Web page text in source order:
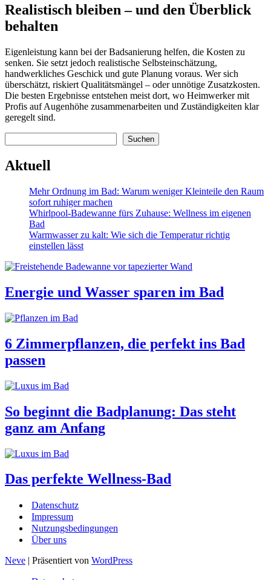
Realistisch bleiben – und den Überblick
behalten
Eigenleistung kann bei der Badsanierung helfen, die Kosten zu
senken. Sie setzt jedoch realistische Selbsteinschätzung,
handwerkliches Geschick und gute Planung voraus. Wer sich
überschätzt, riskiert Qualitätsmängel – oder unnötige Zusatzkosten.
Die besten Ergebnisse entstehen meist dort, wo Heimwerker mit
Profis auf Augenhöhe zusammenarbeiten und Zuständigkeiten klar
geregelt sind.
Suchen
Aktuell
Mehr Ordnung im Bad: Warum weniger Kleinteile den Raum
sofort ruhiger machen
Whirlpool-Badewanne fürs Zuhause: Wellness im eigenen
Bad
Warmwasser zu kalt: Wie sich die Temperatur richtig
einstellen lässt
Energie und Wasser sparen im Bad
6 Zimmerpflanzen, die perfekt ins Bad
passen
So beginnt die Badplanung: Das steht
ganz am Anfang
Das perfekte Wellness-Bad
Datenschutz
Impressum
Nutzungsbedingungen
Über uns
Neve | Präsentiert von WordPress